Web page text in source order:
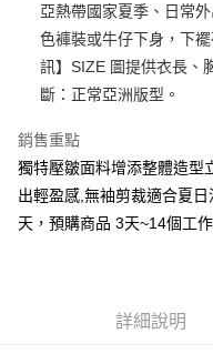
全支付
全盈+PAY
相關說明
【大哥付你分期使用說明】
1.本服務由台灣大哥大提供，
2.付款方式選擇「大哥付你分
流程，驗證手機門號後，選擇
法說明評估內容。
【關於「AFTEE先享後付」】
２．便利：只要手機號碼，簡
３．安心：先確認商品／服務後
會員帳號後，即可在購物車使
亞熱帶國家夏季、日常
色褲裝或牛仔下身，下
訊】SIZE 圖提供衣長、
斷：正常亞洲版型。
銷售重點
獨特壓皺面料增添整體造型
出輕盈感,無袖剪裁適合夏
天，預購商品 3天~14個工
詳細說明